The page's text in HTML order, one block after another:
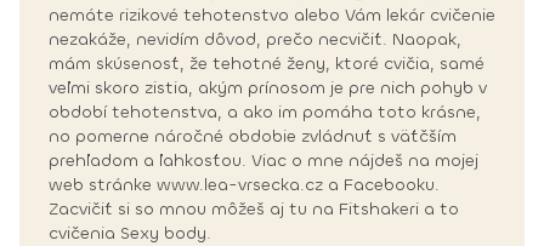
nemáte rizikové tehotenstvo alebo Vám lekár cvičenie
nezakáže, nevidím dôvod, prečo necvičiť. Naopak,
mám skúsenosť, že tehotné ženy, ktoré cvičia, samé
veľmi skoro zistia, akým prínosom je pre nich pohyb v
období tehotenstva, a ako im pomáha toto krásne,
no pomerne náročné obdobie zvládnuť s väťčším
prehľadom a ľahkosťou. Viac o mne nájdeš na mojej
web stránke www.lea-vrsecka.cz a Facebooku.
Zacvičiť si so mnou môžeš aj tu na Fitshakeri a to
cvičenia Sexy body.